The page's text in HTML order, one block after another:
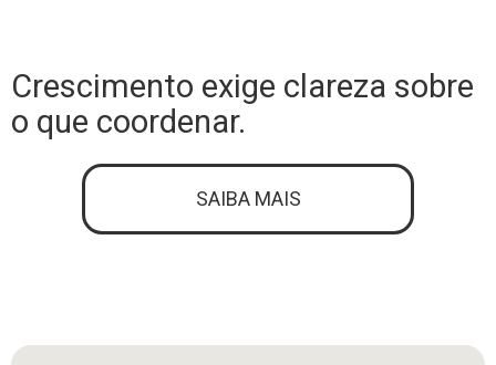
Crescimento exige clareza sobre
o que coordenar.
SAIBA MAIS